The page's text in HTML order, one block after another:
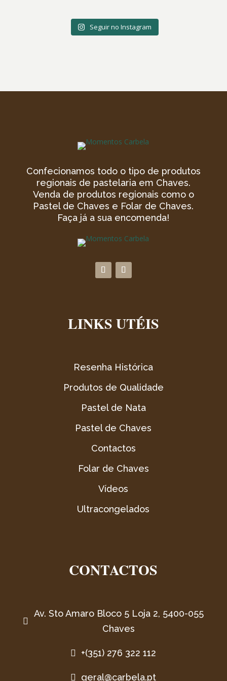
Seguir no Instagram
Confecionamos todo o tipo de produtos
regionais de pastelaria em Chaves.
Venda de produtos regionais como o
Pastel de Chaves e Folar de Chaves.
Faça já a sua encomenda!
LINKS UTÉIS
Resenha Histórica
Produtos de Qualidade
Pastel de Nata
Pastel de Chaves
Contactos
Folar de Chaves
Vídeos
Ultracongelados
CONTACTOS

Av. Sto Amaro Bloco 5 Loja 2, 5400-055
Chaves
 +(351) 276 322 112
 geral@carbela.pt